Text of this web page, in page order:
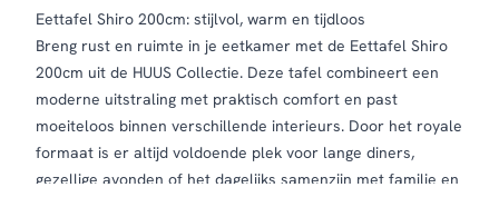
Eettafel Shiro 200cm: stijlvol, warm en tijdloos
Breng rust en ruimte in je eetkamer met de Eettafel Shiro
200cm uit de HUUS Collectie. Deze tafel combineert een
moderne uitstraling met praktisch comfort en past
moeiteloos binnen verschillende interieurs. Door het royale
formaat is er altijd voldoende plek voor lange diners,
gezellige avonden of het dagelijks samenzijn met familie en